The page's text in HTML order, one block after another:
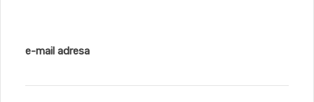
e-mail adresa